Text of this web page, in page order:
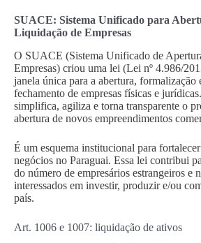
SUACE: Sistema Unificado para
Liquidação de Empresas
O SUACE (Sistema Unificado de
Empresas) criou uma lei (Lei nº 4.986/
janela única para a abertura, formalização
fechamento de empresas físicas e
simplifica, agiliza e torna transparente o
abertura de novos empreendimentos
É um esquema institucional para
negócios no Paraguai. Essa lei contribui
do número de empresários estrangeiros e
interessados em investir, produzir e/ou
país.
Art. 1006 e 1007: liquidação de ativos